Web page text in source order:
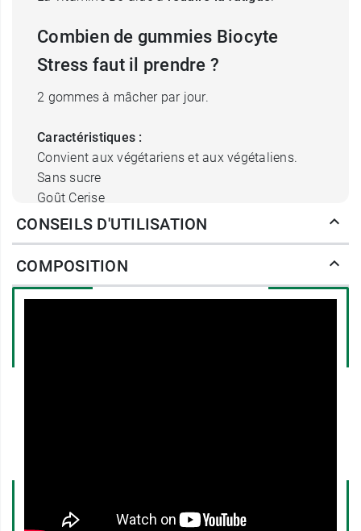
Combien de gummies Biocyte
Stress faut il prendre ?
2 gommes à mâcher par jour.
Caractéristiques :
Convient aux végétariens et aux végétaliens.
Sans sucre
Goût Cerise
gummies Noctrim Sommeilde Biocyte.
CONSEILS D'UTILISATION
COMPOSITION